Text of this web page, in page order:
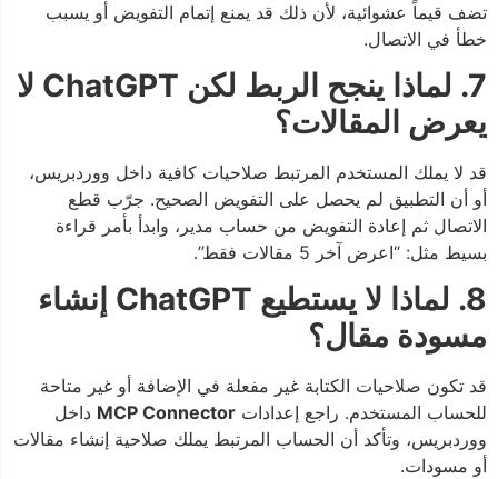
تضف قيماً عشوائية، لأن ذلك قد يمنع إتمام التفويض أو يسبب
خطأ في الاتصال.
7. لماذا ينجح الربط لكن ChatGPT لا
يعرض المقالات؟
قد لا يملك المستخدم المرتبط صلاحيات كافية داخل ووردبريس،
أو أن التطبيق لم يحصل على التفويض الصحيح. جرّب قطع
الاتصال ثم إعادة التفويض من حساب مدير، وابدأ بأمر قراءة
بسيط مثل: “اعرض آخر 5 مقالات فقط”.
8. لماذا لا يستطيع ChatGPT إنشاء
مسودة مقال؟
قد تكون صلاحيات الكتابة غير مفعلة في الإضافة أو غير متاحة
للحساب المستخدم. راجع إعدادات MCP Connectorداخل
ووردبريس، وتأكد أن الحساب المرتبط يملك صلاحية إنشاء مقالات
أو مسودات.